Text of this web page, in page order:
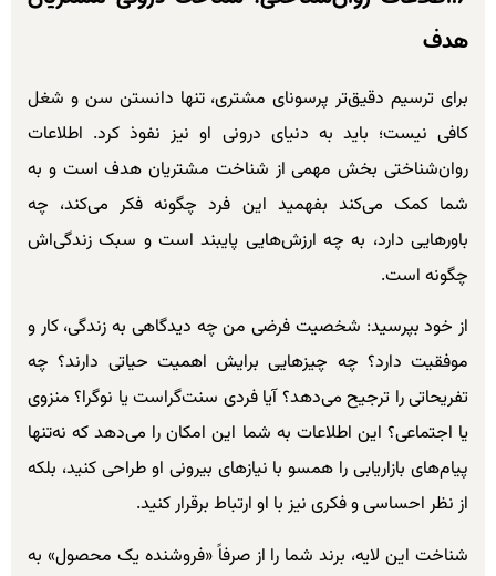
هدف
برای ترسیم دقیق‌تر پرسونای مشتری، تنها دانستن سن و شغل
کافی نیست؛ باید به دنیای درونی او نیز نفوذ کرد. اطلاعات
روان‌شناختی بخش مهمی از شناخت مشتریان هدف است و به
شما کمک می‌کند بفهمید این فرد چگونه فکر می‌کند، چه
باورهایی دارد، به چه ارزش‌هایی پایبند است و سبک زندگی‌اش
چگونه است.
از خود بپرسید: شخصیت فرضی من چه دیدگاهی به زندگی، کار و
موفقیت دارد؟ چه چیزهایی برایش اهمیت حیاتی دارند؟ چه
تفریحاتی را ترجیح می‌دهد؟ آیا فردی سنت‌گراست یا نوگرا؟ منزوی
یا اجتماعی؟ این اطلاعات به شما این امکان را می‌دهد که نه‌تنها
پیام‌های بازاریابی را همسو با نیازهای بیرونی او طراحی کنید، بلکه
از نظر احساسی و فکری نیز با او ارتباط برقرار کنید.
شناخت این لایه، برند شما را از صرفاً «فروشنده یک محصول» به